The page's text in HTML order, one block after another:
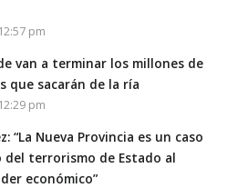
pm
van a terminar los millones de
que sacarán de la ría
pm
“La Nueva Provincia es un caso
del terrorismo de Estado al
económico”